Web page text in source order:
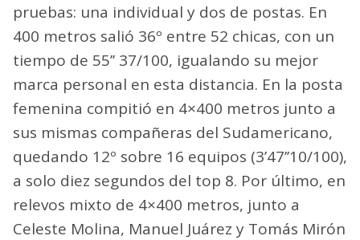
pruebas: una individual y dos de postas. En
400 metros salió 36º entre 52 chicas, con un
tiempo de 55’’ 37/100, igualando su mejor
marca personal en esta distancia. En la posta
femenina compitió en 4×400 metros junto a
sus mismas compañeras del Sudamericano,
quedando 12º sobre 16 equipos (3’47’’10/100),
a solo diez segundos del top 8. Por último, en
relevos mixto de 4×400 metros, junto a
Celeste Molina, Manuel Juárez y Tomás Mirón